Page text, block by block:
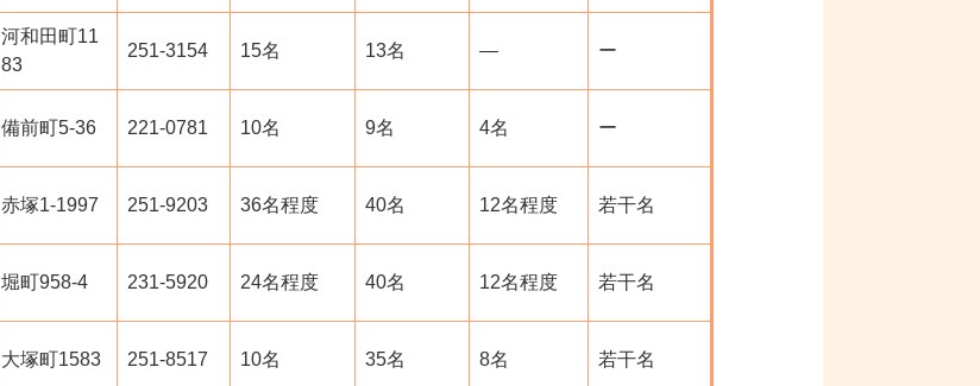
河和田町11
83
251-3154 15名 13名 ― ー
備前町5-36 221-0781 10名 9名 4名 ー
赤塚1-1997 251-9203 36名程度 40名 12名程度 若干名
堀町958-4 231-5920 24名程度 40名 12名程度 若干名
大塚町1583 251-8517 10名 35名 8名 若干名